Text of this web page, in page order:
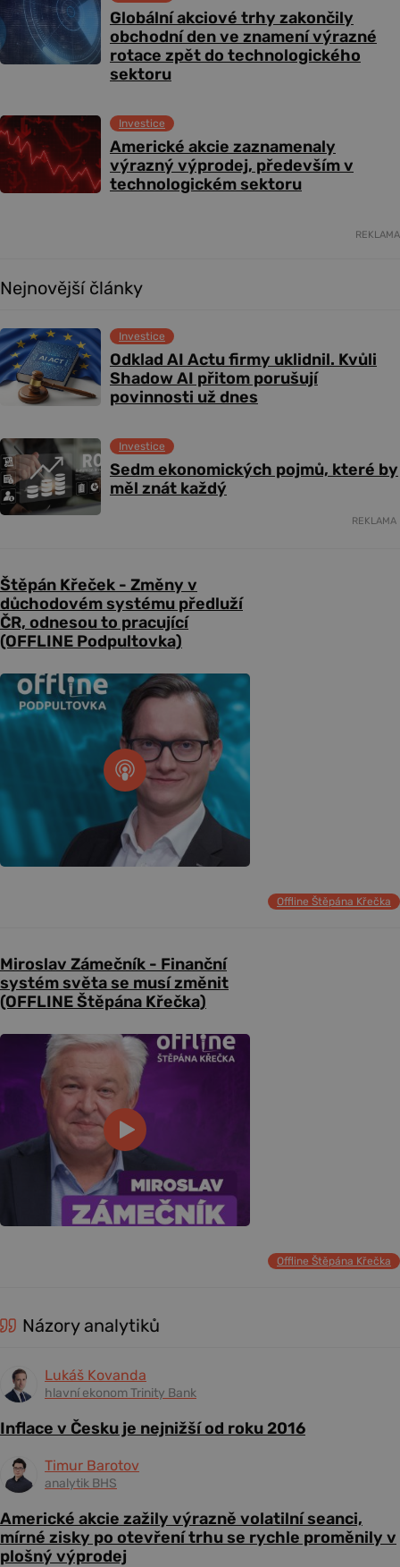
Globální akciové trhy zakončily
obchodní den ve znamení výrazné
rotace zpět do technologického
sektoru
Americké akcie zaznamenaly
výrazný výprodej, především v
technologickém sektoru
Investice
REKLAMA
Nejnovější články
Odklad AI Actu firmy uklidnil. Kvůli
Shadow AI přitom porušují
povinnosti už dnes
Investice
Sedm ekonomických pojmů, které by
měl znát každý
Investice
REKLAMA
Štěpán Křeček - Změny v
důchodovém systému předluží
ČR, odnesou to pracující
(OFFLINE Podpultovka)
Offline Štěpána Křečka
Miroslav Zámečník - Finanční
systém světa se musí změnit
(OFFLINE Štěpána Křečka)
Offline Štěpána Křečka
Názory analytiků
Lukáš Kovanda
hlavní ekonom Trinity Bank
Inflace v Česku je nejnižší od roku 2016
Timur Barotov
analytik BHS
Americké akcie zažily výrazně volatilní seanci,
mírné zisky po otevření trhu se rychle proměnily v
plošný výprodej